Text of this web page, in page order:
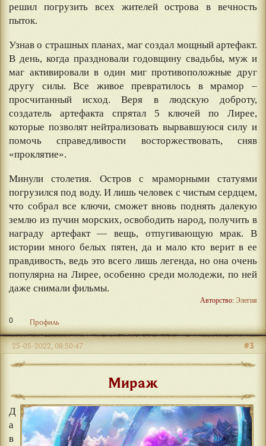
решил погрузить всех жителей острова в вечность
пыток.
Узнав о страшных планах, маг создал мощный артефакт.
В день, когда праздновали годовщину свадьбы, муж и
маг активировали в один миг противоположные друг
другу силы. Все живое превратилось в мрамор –
просчитанный исход. Веря в людскую доброту,
создатель артефакта спрятал 5 ключей по Лирее,
которые позволят нейтрализовать вырвавшуюся силу и
помочь справедливости восторжествовать, сняв
«проклятие».
Минули столетия. Остров с мраморными статуями
погрузился под воду. И лишь человек с чистым сердцем,
что собрал все ключи, сможет вновь поднять далекую
землю из пучин морских, освободить народ, получить в
награду артефакт — вещь, отпугивающую мрак. В
истории много белых пятен, да и мало кто верит в ее
правдивость, ведь это всего лишь легенда, но она очень
популярна на Лирее, особенно среди молодежи, по ней
даже снимали фильмы.
Авторство: Элегия
0 Профиль
#3
25-05-2022, 08:50:47
Мираж
Д
а
в